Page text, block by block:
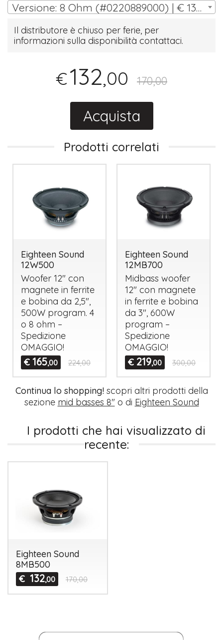
Versione: 8 Ohm (#0220889000) | € 132,00
Il distributore è chiuso per ferie, per
informazioni sulla disponibilità contattaci.
€132,00 170,00
Acquista
Prodotti correlati
Eighteen Sound
12W500
Woofer 12" con
magnete in ferrite
e bobina da 2,5",
500W program. 4
o 8 ohm –
Spedizione
OMAGGIO!
€ 165,00 224,00
Eighteen Sound
12MB700
Midbass woofer
12" con magnete
in ferrite e bobina
da 3", 600W
program –
Spedizione
OMAGGIO!
€ 219,00 300,00
Continua lo shopping!scopri altri prodotti della
sezione mid basses 8" o di Eighteen Sound
I prodotti che hai visualizzato di
recente:
Eighteen Sound
8MB500
€ 132,00 170,00